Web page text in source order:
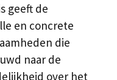
geeft de
en concrete
die
naar de
over het